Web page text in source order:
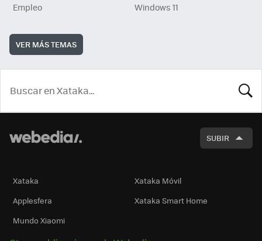
Empleo
Windows 11
VER MÁS TEMAS
SUBIR
Xataka
Xataka Móvil
Applesfera
Xataka Smart Home
Mundo Xiaomi